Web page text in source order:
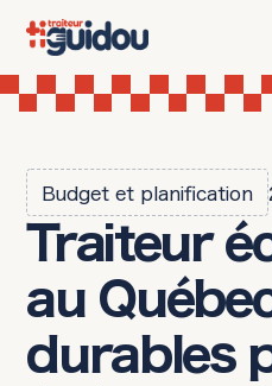
Budget et planification
Traiteur
au
durables